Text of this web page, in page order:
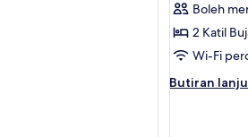
foto
untuk
Standard
Twin
Boleh
2 Katil
Wi-Fi
Butiran
Butiran